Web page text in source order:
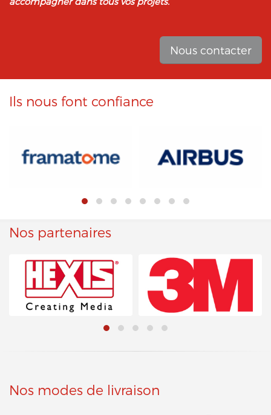
Nous contacter
Ils nous font confiance
Nos partenaires
Nos modes de livraison